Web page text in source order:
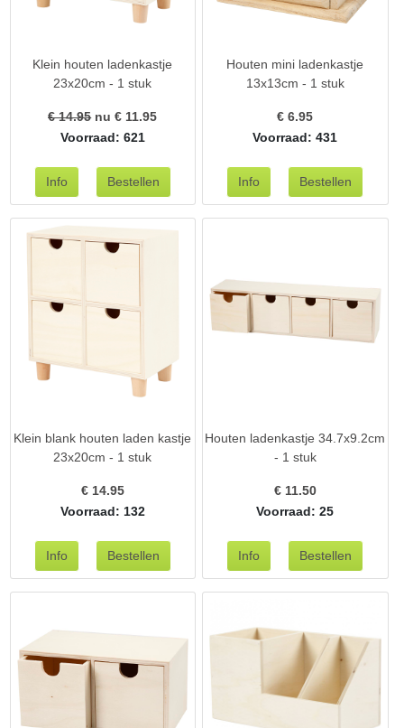
Klein houten ladenkastje
23x20cm - 1 stuk
€ 14.95nu € 11.95
Voorraad: 621
Houten mini ladenkastje
13x13cm - 1 stuk
€6.95
Voorraad: 431
Klein blank houten laden kastje
23x20cm - 1 stuk
€ 14.95
Voorraad: 132
Houten ladenkastje 34.7x9.2cm
- 1 stuk
€ 11.50
Voorraad: 25